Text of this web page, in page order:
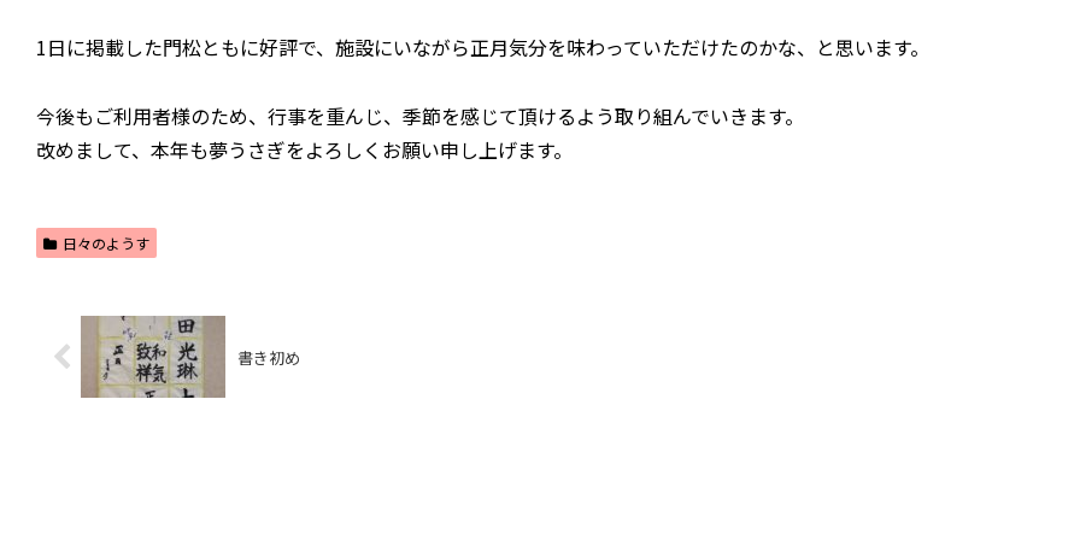
1日に掲載した門松ともに好評で、施設にいながら正月気分を味わっていただけたのかな、と思います。
今後もご利用者様のため、行事を重んじ、季節を感じて頂けるよう取り組んでいきます。
改めまして、本年も夢うさぎをよろしくお願い申し上げます。
日々のようす
書き初め